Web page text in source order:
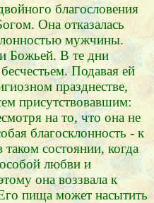
благословения
Она отказалась
мужчины.
Божьей. В те дни
Подавая ей
празднестве,
присутствовавшим:
на то, что она не
благосклонность - к
состоянии, когда
любви и
она воззвала к
пища может насытить